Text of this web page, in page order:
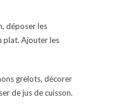
déposer les
plat. Ajouter les
grelots, décorer
de jus de cuisson.